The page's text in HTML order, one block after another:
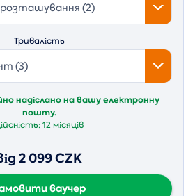
розташування (2)
Тривалість
(3)
надіслано на вашу електронну
пошту.
12 місяців
2 099 CZK
ваучер